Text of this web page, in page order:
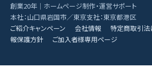
創業20年｜ホームページ制作・運営サポート
本社：山口県岩国市／東京支社：東京都港区
ご紹介キャンペーン
会社情報 特定商取引法
報保護方針
ご加入者様専用ページ